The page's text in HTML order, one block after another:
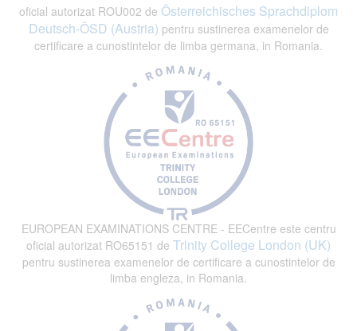
oficial autorizat ROU002 de Österreichisches Sprachdiplom
Deutsch-ÖSD (Austria) pentru sustinerea examenelor de
certificare a cunostintelor de limba germana, in Romania.
EUROPEAN EXAMINATIONS CENTRE - EECentre este centru
oficial autorizat RO65151 de Trinity College London (UK)
pentru sustinerea examenelor de certificare a cunostintelor de
limba engleza, in Romania.